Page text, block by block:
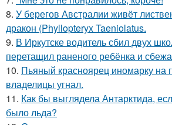
8. У берегов Австралии живёт
дракон (Phyllopteryx Taeniolatus.
9. В Иркутске водитель сбил двух
перетащил раненого ребёнка и
10. Пьяный красноярец иномарку на
владелицы угнал.
11. Как бы выглядела Антарктида,
было льда?